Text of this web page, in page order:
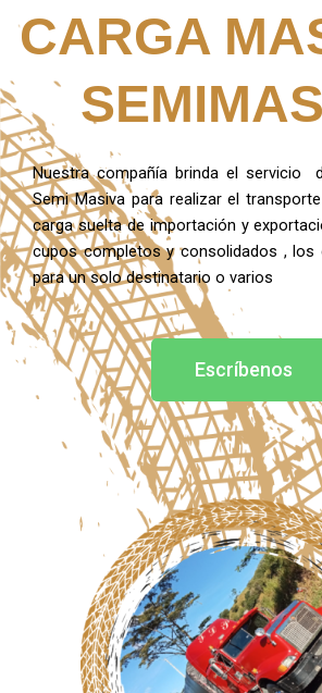
CARGA
Nuestra compañía brinda el servicio
Semi Masiva para realizar el
carga suelta de importación y
cupos completos y consolidados , los
para un solo destinatario o varios
Escríbenos